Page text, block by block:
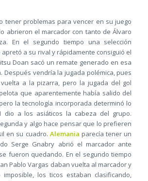
tener problemas para vencer en su juego
abrieron el marcador con tanto de Álvaro
En el segundo tiempo una selección
a su rival y rápidamente consiguió el
Doan sacó un remate generado en esa
Después vendría la jugada polémica, pues
a la pizarra, pero la jugada del gol
que aparentemente había salido del
la tecnología incorporada determinó lo
dio a los asiáticos la cabeza del grupo.
y algo hace pensar que lo prefieren
en su cuadro. Alemania parecía tener un
Serge Gnabry abrió el marcador ante
fueron quedando. En el segundo tiempo
Pablo Vargas daban vuelta al marcador y
los ticos estaban clasificando,